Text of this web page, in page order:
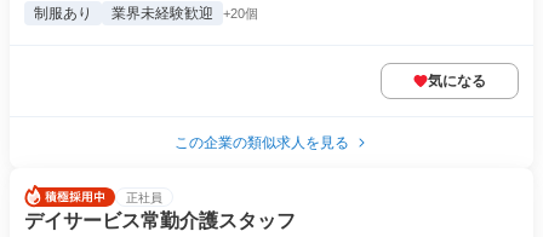
制服あり 業界未経験歓迎 +20個
気になる
この企業の類似求人を見る
正社員
デイサービス常勤介護スタッフ